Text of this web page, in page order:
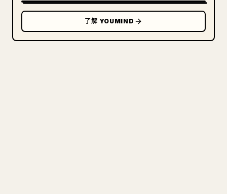
了解 YOUMIND